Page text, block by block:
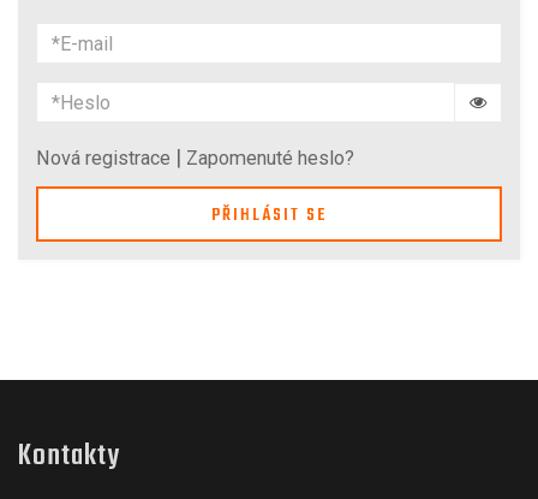
Nová registrace | Zapomenuté heslo?
PŘIHLÁSIT SE
Kontakty